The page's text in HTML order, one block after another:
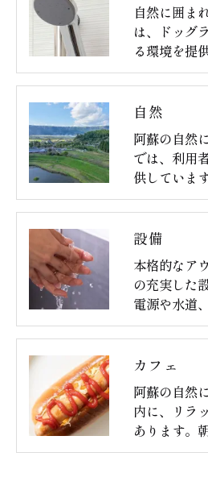
自然に囲ま
は、ドッグ
る環境を提
自然
阿蘇の自然
では、利用
供していま
設備
本格的なア
の充実した
電源や水道
カフェ
阿蘇の自然
内に、リラ
あります。